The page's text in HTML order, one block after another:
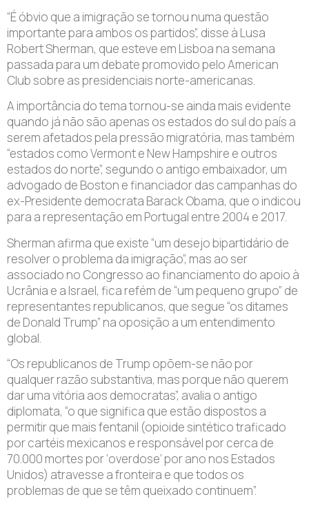
“É óbvio que a imigração se tornou numa questão
importante para ambos os partidos”, disse à Lusa
Robert Sherman, que esteve em Lisboa na semana
passada para um debate promovido pelo American
Club sobre as presidenciais norte-americanas.
A importância do tema tornou-se ainda mais evidente
quando já não são apenas os estados do sul do país a
serem afetados pela pressão migratória, mas também
“estados como Vermont e New Hampshire e outros
estados do norte”, segundo o antigo embaixador, um
advogado de Boston e financiador das campanhas do
ex-Presidente democrata Barack Obama, que o indicou
para a representação em Portugal entre 2004 e 2017.
Sherman afirma que existe “um desejo bipartidário de
resolver o problema da imigração”, mas ao ser
associado no Congresso ao financiamento do apoio à
Ucrânia e a Israel, fica refém de “um pequeno grupo” de
representantes republicanos, que segue “os ditames
de Donald Trump” na oposição a um entendimento
global.
“Os republicanos de Trump opõem-se não por
qualquer razão substantiva, mas porque não querem
dar uma vitória aos democratas”, avalia o antigo
diplomata, “o que significa que estão dispostos a
permitir que mais fentanil (opioide sintético traficado
por cartéis mexicanos e responsável por cerca de
70.000 mortes por ‘overdose’ por ano nos Estados
Unidos) atravesse a fronteira e que todos os
problemas de que se têm queixado continuem”.